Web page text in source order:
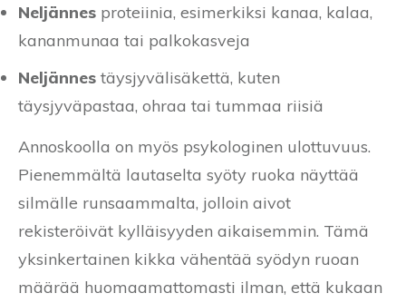
Neljännes proteiinia, esimerkiksi kanaa, kalaa,
kananmunaa tai palkokasveja
Neljännes täysjyvälisäkettä, kuten
täysjyväpastaa, ohraa tai tummaa riisiä
Annoskoolla on myös psykologinen ulottuvuus.
Pienemmältä lautaselta syöty ruoka näyttää
silmälle runsaammalta, jolloin aivot
rekisteröivät kylläisyyden aikaisemmin. Tämä
yksinkertainen kikka vähentää syödyn ruoan
määrää huomaamattomasti ilman, että kukaan